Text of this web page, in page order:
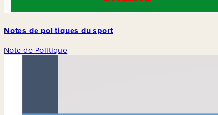
Notes de politiques du sport
Note de Politique